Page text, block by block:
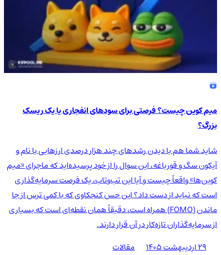
میم کوین چیست؟ فرصتی برای سودهای انفجاری یا یک ریسک
بزرگ؟
شاید شما هم با دیدن رشدهای چند هزار درصدی ارزهایی با نام و
آیکون سگ و قورباغه، این سوال را از خود پرسیده‌اید که ماجرای «میم
کوین‌ها» واقعاً چیست و آیا این تب‌وتاب، یک فرصت سرمایه‌گذاری
است که نباید از دست داد؟ این حس کنجکاوی که با کمی ترس از جا
ماندن (FOMO) همراه است، دقیقاً همان نقطه‌ای است که بسیاری
از سرمایه‌گذاران تازه‌کار در آن قرار دارند.
۲۹ اردیبهشت ۱۴۰۵
مقالات